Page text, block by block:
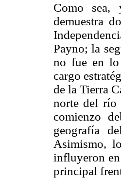
Como sea,
demuestra
Payno; la
no fue en lo
cargo
de la Tierra
norte del río
comienzo
geografía
Asimismo,
influyeron
principal